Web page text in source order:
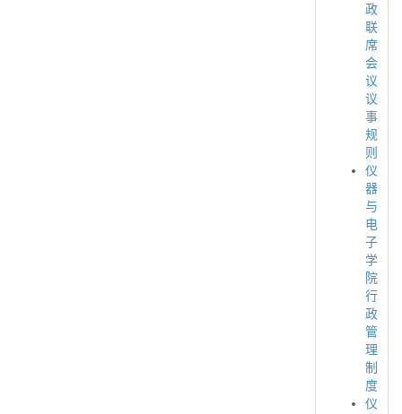
政
联
席
会
议
议
事
规
则
仪
器
与
电
子
学
院
行
政
管
理
制
度
仪